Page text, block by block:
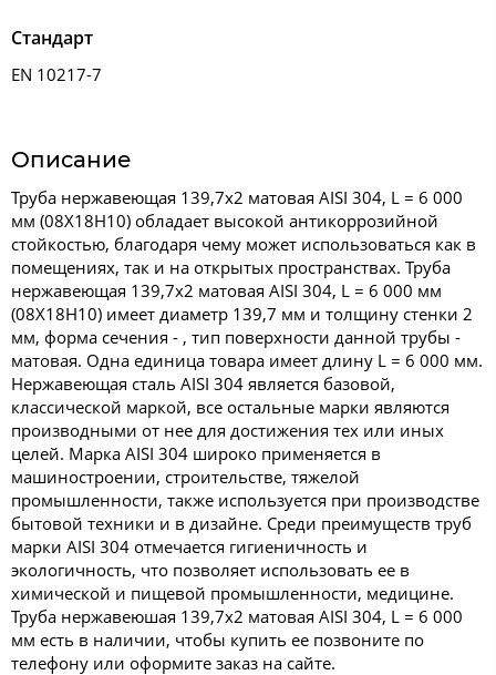
Стандарт
EN 10217-7
Описание
Труба нержавеющая 139,7x2 матовая AISI 304, L = 6 000
мм (08Х18Н10) обладает высокой антикоррозийной
стойкостью, благодаря чему может использоваться как в
помещениях, так и на открытых пространствах. Труба
нержавеющая 139,7x2 матовая AISI 304, L = 6 000 мм
(08Х18Н10) имеет диаметр 139,7 мм и толщину стенки 2
мм, форма сечения - , тип поверхности данной трубы -
матовая. Одна единица товара имеет длину L = 6 000 мм.
Нержавеющая сталь AISI 304 является базовой,
классической маркой, все остальные марки являются
производными от нее для достижения тех или иных
целей. Марка AISI 304 широко применяется в
машиностроении, строительстве, тяжелой
промышленности, также используется при производстве
бытовой техники и в дизайне. Среди преимуществ труб
марки AISI 304 отмечается гигиеничность и
экологичность, что позволяет использовать ее в
химической и пищевой промышленности, медицине.
Труба нержавеюшая 139,7x2 матовая AISI 304, L = 6 000
мм есть в наличии, чтобы купить ее позвоните по
телефону или оформите заказ на сайте.